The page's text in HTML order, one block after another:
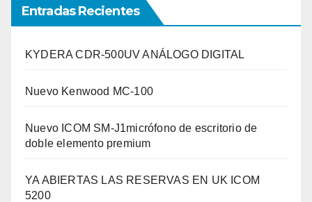
Entradas Recientes
KYDERA CDR-500UV ANÁLOGO DIGITAL
Nuevo Kenwood MC-100
Nuevo ICOM SM-J1micrófono de escritorio de
doble elemento premium
YA ABIERTAS LAS RESERVAS EN UK ICOM
5200